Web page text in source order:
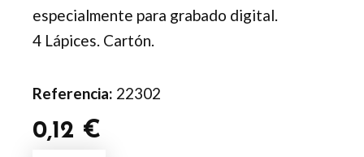
especialmente para grabado digital.
4 Lápices. Cartón.
Referencia: 22302
0,12 €